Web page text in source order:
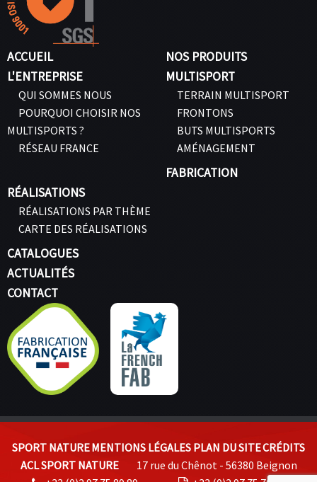
ACCUEIL
L'ENTREPRISE
QUI SOMMES NOUS
POURQUOI CHOISIR NOS
MULTISPORTS ?
RÉSEAU FRANCE
NOS PRODUITS
MULTISPORT
TERRAIN MULTISPORT
FRONTONS
BUTS MULTISPORTS
AMÉNAGEMENT
FABRICATION
RÉALISATIONS
RÉALISATIONS PAR THÈME
CARTE DES RÉALISATIONS
CATALOGUES
ACTUALITÉS
CONTACT
SPORT NATUREMENTIONS LÉGALES PLAN DU SITECRÉDITS
ACL SPORT NATURE
17 rue du Chênot - 56380 Beignon